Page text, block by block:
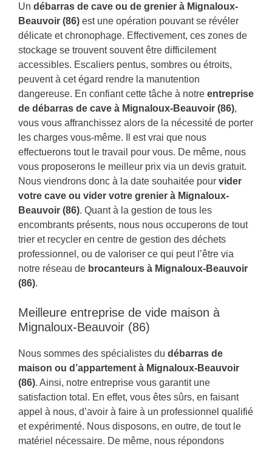
Un débarras de cave ou de grenier à Mignaloux-
Beauvoir (86) est une opération pouvant se révéler
délicate et chronophage. Effectivement, ces zones de
stockage se trouvent souvent être difficilement
accessibles. Escaliers pentus, sombres ou étroits,
peuvent à cet égard rendre la manutention
dangereuse. En confiant cette tâche à notre entreprise
de débarras de cave à Mignaloux-Beauvoir (86),
vous vous affranchissez alors de la nécessité de porter
les charges vous-même. Il est vrai que nous
effectuerons tout le travail pour vous. De même, nous
vous proposerons le meilleur prix via un devis gratuit.
Nous viendrons donc à la date souhaitée pour vider
votre cave ou vider votre grenier à Mignaloux-
Beauvoir (86). Quant à la gestion de tous les
encombrants présents, nous nous occuperons de tout
trier et recycler en centre de gestion des déchets
professionnel, ou de valoriser ce qui peut l’être via
notre réseau de brocanteurs à Mignaloux-Beauvoir
(86).
Meilleure entreprise de vide maison à
Mignaloux-Beauvoir (86)
Nous sommes des spécialistes du débarras de
maison ou d’appartement à Mignaloux-Beauvoir
(86). Ainsi, notre entreprise vous garantit une
satisfaction total. En effet, vous êtes sûrs, en faisant
appel à nous, d’avoir à faire à un professionnel qualifié
et expérimenté. Nous disposons, en outre, de tout le
matériel nécessaire. De même, nous répondons